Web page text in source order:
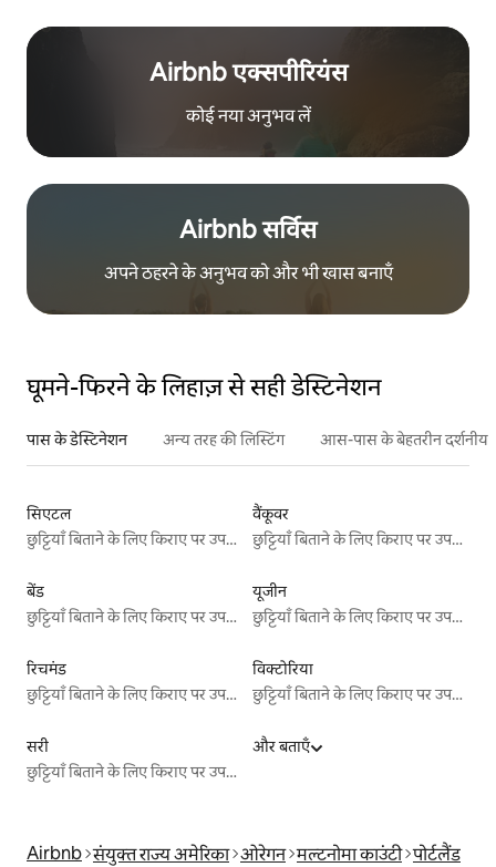
Airbnb एक्सपीरियंस
कोई नया अनुभव लें
Airbnb सर्विस
अपने ठहरने के अनुभव को और भी खास बनाएँ
घूमने-फिरने के लिहाज़ से सही डेस्टिनेशन
पास के डेस्टिनेशन अन्य तरह की लिस्टिंग आस-पास के बेहतरीन दर्शनीय
सिएटल
छुट्टियाँ बिताने के लिए किराए पर उपलब्ध जगहें
वैंकूवर
छुट्टियाँ बिताने के लिए किराए पर उपलब्ध जगहें
बेंड
छुट्टियाँ बिताने के लिए किराए पर उपलब्ध जगहें
यूजीन
छुट्टियाँ बिताने के लिए किराए पर उपलब्ध जगहें
रिचमंड
छुट्टियाँ बिताने के लिए किराए पर उपलब्ध जगहें
विक्टोरिया
छुट्टियाँ बिताने के लिए किराए पर उपलब्ध जगहें
सरी
छुट्टियाँ बिताने के लिए किराए पर उपलब्ध जगहें
और बताएँ
Airbnb संयुक्त राज्य अमेरिका ओरेगन मल्टनोमा काउंटी पोर्टलैंड